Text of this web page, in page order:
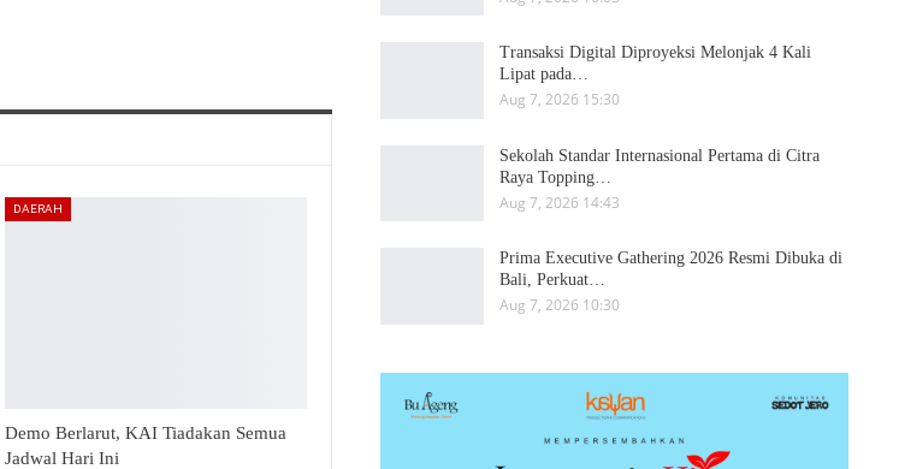
DAERAH
Demo Berlarut, KAI Tiadakan Semua
Jadwal Hari Ini
Transaksi Digital Diproyeksi Melonjak 4 Kali
Lipat pada…
Aug 7, 2026 15:30
Sekolah Standar Internasional Pertama di Citra
Raya Topping…
Aug 7, 2026 14:43
Prima Executive Gathering 2026 Resmi Dibuka di
Bali, Perkuat…
Aug 7, 2026 10:30